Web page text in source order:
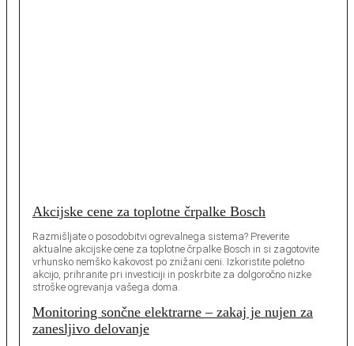
Akcijske cene za toplotne črpalke Bosch
Razmišljate o posodobitvi ogrevalnega sistema? Preverite
aktualne akcijske cene za toplotne črpalke Bosch in si zagotovite
vrhunsko nemško kakovost po znižani ceni. Izkoristite poletno
akcijo, prihranite pri investiciji in poskrbite za dolgoročno nizke
stroške ogrevanja vašega doma.
Monitoring sončne elektrarne – zakaj je nujen za
zanesljivo delovanje